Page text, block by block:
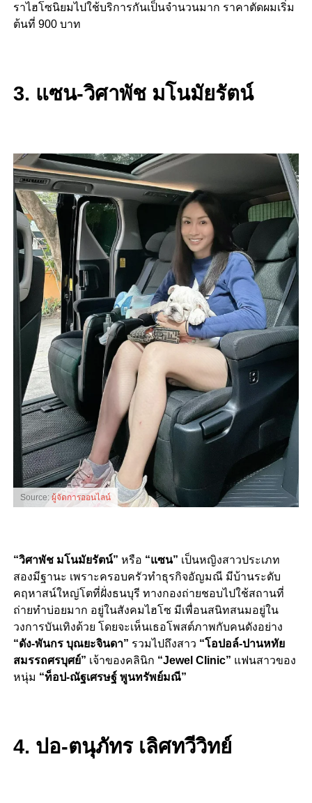
ราไฮโซนิยมไปใช้บริการกันเป็นจำนวนมาก ราคาตัดผมเริ่ม
ต้นที่ 900 บาท
3. แซน-วิศาพัช มโนมัยรัตน์
Source:ผู้จัดการออนไลน์
“วิศาพัช มโนมัยรัตน์” หรือ “แซน” เป็นหญิงสาวประเภท
สองมีฐานะ เพราะครอบครัวทำธุรกิจอัญมณี มีบ้านระดับ
คฤหาสน์ใหญ่โตที่ฝั่งธนบุรี ทางกองถ่ายชอบไปใช้สถานที่
ถ่ายทำบ่อยมาก อยู่ในสังคมไฮโซ มีเพื่อนสนิทสนมอยู่ใน
วงการบันเทิงด้วย โดยจะเห็นเธอโพสต์ภาพกับคนดังอย่าง
“ดัง-พันกร บุณยะจินดา” รวมไปถึงสาว “โอปอล์-ปานหทัย
สมรรถศรบุศย์” เจ้าของคลินิก “Jewel Clinic” แฟนสาวของ
หนุ่ม “ท็อป-ณัฐเศรษฐ์ พูนทรัพย์มณี”
4. ปอ-ตนุภัทร เลิศทวีวิทย์